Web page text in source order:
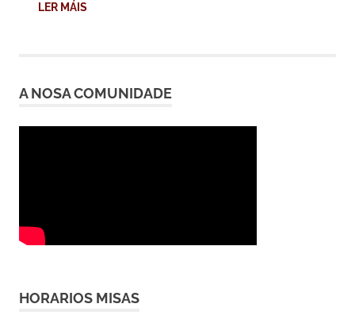
LER MÁIS
A NOSA COMUNIDADE
HORARIOS MISAS